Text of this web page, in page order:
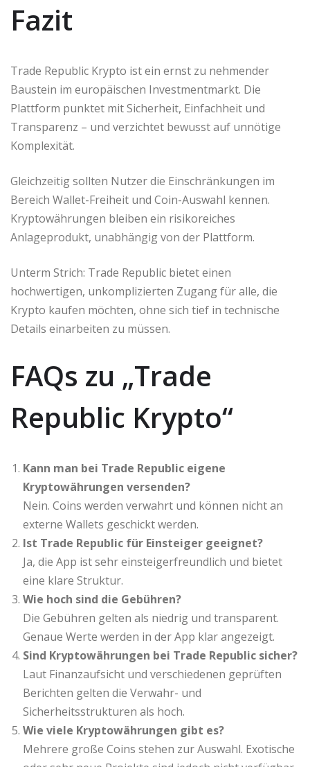
Fazit
Trade Republic Krypto ist ein ernst zu nehmender
Baustein im europäischen Investmentmarkt. Die
Plattform punktet mit Sicherheit, Einfachheit und
Transparenz – und verzichtet bewusst auf unnötige
Komplexität.
Gleichzeitig sollten Nutzer die Einschränkungen im
Bereich Wallet-Freiheit und Coin-Auswahl kennen.
Kryptowährungen bleiben ein risikoreiches
Anlageprodukt, unabhängig von der Plattform.
Unterm Strich: Trade Republic bietet einen
hochwertigen, unkomplizierten Zugang für alle, die
Krypto kaufen möchten, ohne sich tief in technische
Details einarbeiten zu müssen.
FAQs zu „Trade
Republic Krypto“
Kann man bei Trade Republic eigene
Kryptowährungen versenden?
Nein. Coins werden verwahrt und können nicht an
externe Wallets geschickt werden.
Ist Trade Republic für Einsteiger geeignet?
Ja, die App ist sehr einsteigerfreundlich und bietet
eine klare Struktur.
Wie hoch sind die Gebühren?
Die Gebühren gelten als niedrig und transparent.
Genaue Werte werden in der App klar angezeigt.
Sind Kryptowährungen bei Trade Republic sicher?
Laut Finanzaufsicht und verschiedenen geprüften
Berichten gelten die Verwahr- und
Sicherheitsstrukturen als hoch.
Wie viele Kryptowährungen gibt es?
Mehrere große Coins stehen zur Auswahl. Exotische